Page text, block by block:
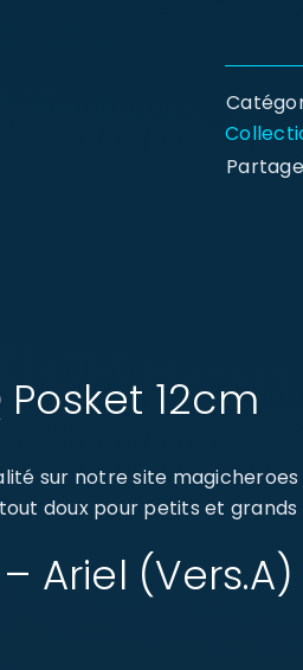
Posket 12cm
sur notre site magicheroes
doux pour petits et grands
Ariel